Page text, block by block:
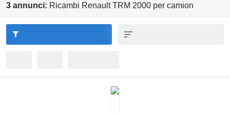
3 annunci: Ricambi Renault TRM 2000 per camion